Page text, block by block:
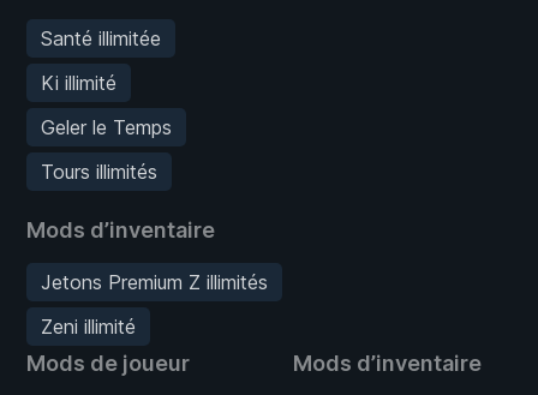
Santé illimitée
Ki illimité
Geler le Temps
Tours illimités
Mods d’inventaire
Jetons Premium Z illimités
Zeni illimité
Mods de joueur Mods d’inventaire